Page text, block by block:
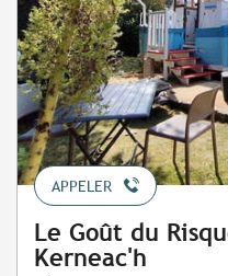
APPELER
Le Goût du
Kerneac'h